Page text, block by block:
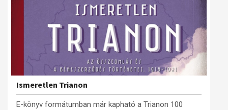
Ismeretlen Trianon
E-könyv formátumban már kapható a Trianon 100